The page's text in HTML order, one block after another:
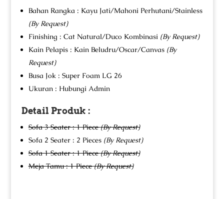
Bahan Rangka : Kayu Jati/Mahoni Perhutani/Stainless
(By Request)
Finishing : Cat Natural/Duco Kombinasi (By Request)
Kain Pelapis : Kain Beludru/Oscar/Canvas (By
Request)
Busa Jok : Super Foam LG 26
Ukuran : Hubungi Admin
Detail Produk :
Sofa 3 Seater : 1 Piece(By Request)
Sofa 2 Seater : 2 Pieces (By Request)
Sofa 1 Seater : 1 Piece(By Request)
Meja Tamu : 1 Piece(By Request)